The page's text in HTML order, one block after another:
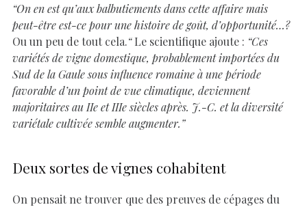
“On en est qu’aux balbutiements dans cette affaire mais
peut-être est-ce pour une histoire de goût, d’opportunité…?
Ou un peu de tout cela. “Le scientifique ajoute : “Ces
variétés de vigne domestique, probablement importées du
Sud de la Gaule sous influence romaine à une période
favorable d’un point de vue climatique, deviennent
majoritaires au IIe et IIIe siècles après. J.-C. et la diversité
variétale cultivée semble augmenter.”
Deux sortes de vignes cohabitent
On pensait ne trouver que des preuves de cépages du